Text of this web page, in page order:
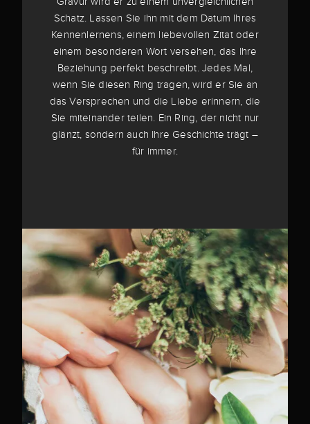
Schatz. Lassen Sie ihn mit dem Datum Ihres
Kennenlernens, einem liebevollen Zitat oder
einem besonderen Wort versehen, das Ihre
Beziehung perfekt beschreibt. Jedes Mal,
wenn Sie diesen Ring tragen, wird er Sie an
das Versprechen und die Liebe erinnern, die
Sie miteinander teilen. Ein Ring, der nicht nur
glänzt, sondern auch Ihre Geschichte trägt –
für immer.